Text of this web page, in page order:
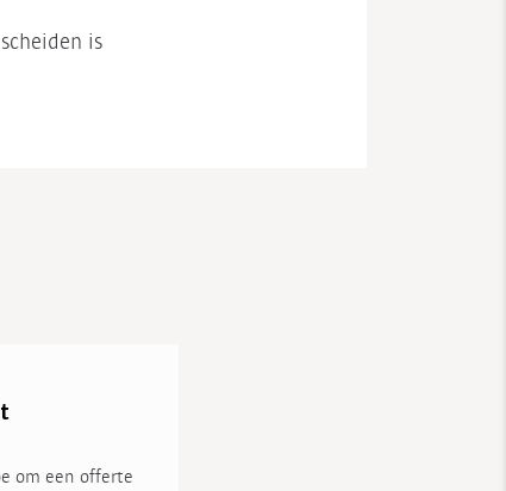
is
om een offerte